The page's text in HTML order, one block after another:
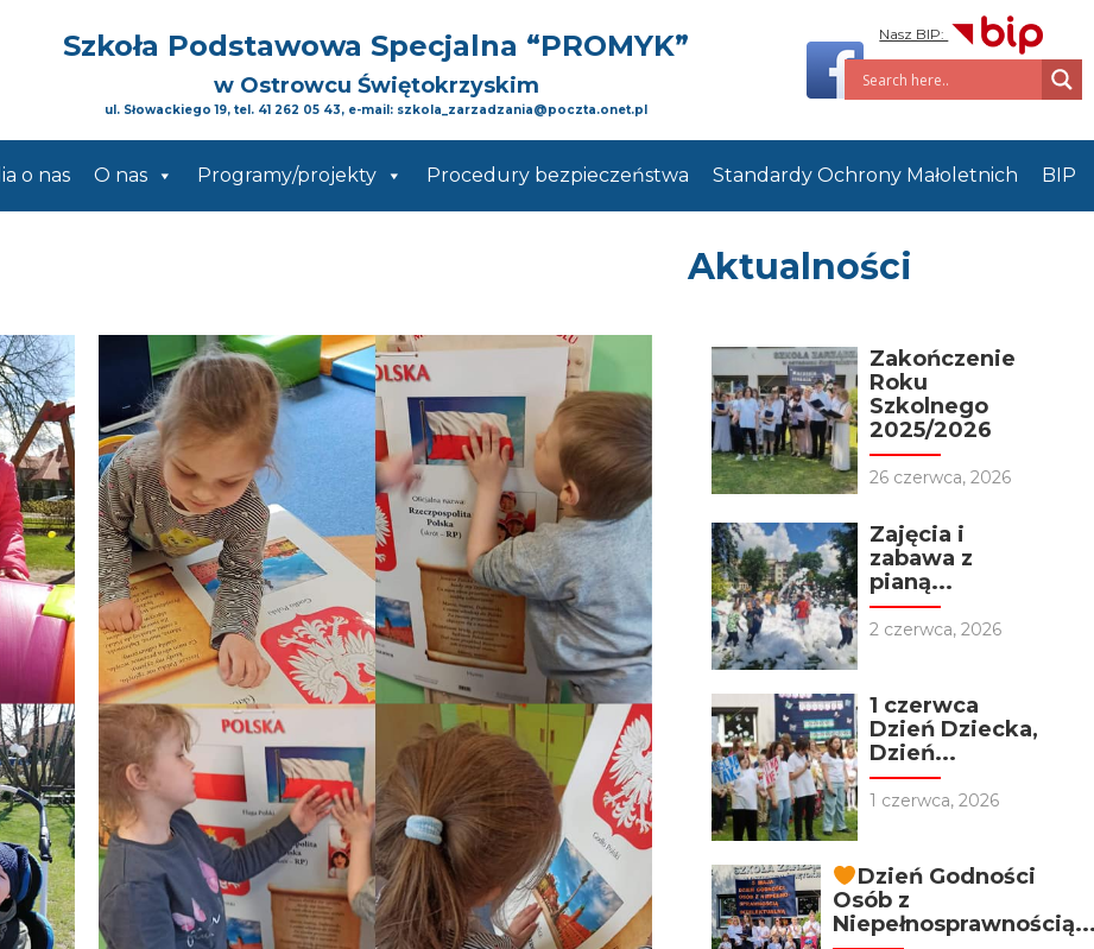
Szkoła Podstawowa Specjalna “PROMYK”
w Ostrowcu Świętokrzyskim
ul. Słowackiego 19, tel. 41 262 05 43, e-mail: szkola_zarzadzania@poczta.onet.pl
Nasz BIP:
o nas O nas Programy/projekty Procedury bezpieczeństwa Standardy Ochrony Małoletnich BIP
Aktualności
Zakończenie
Roku
Szkolnego
2025/2026
26 czerwca, 2026
Zajęcia i
zabawa z
pianą...
2 czerwca, 2026
1 czerwca
Dzień Dziecka,
Dzień...
1 czerwca, 2026
Dzień Godności
Osób z